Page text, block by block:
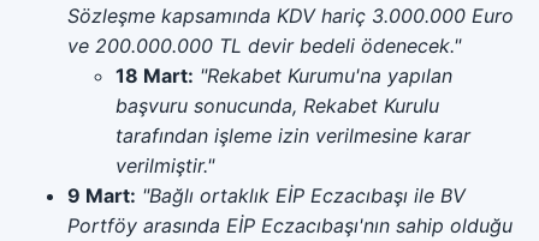
Sözleşme kapsamında KDV hariç 3.000.000 Euro
ve 200.000.000 TL devir bedeli ödenecek."
18 Mart: "Rekabet Kurumu'na yapılan
başvuru sonucunda, Rekabet Kurulu
tarafından işleme izin verilmesine karar
verilmiştir."
9 Mart: "Bağlı ortaklık EİP Eczacıbaşı ile BV
Portföy arasında EİP Eczacıbaşı'nın sahip olduğu